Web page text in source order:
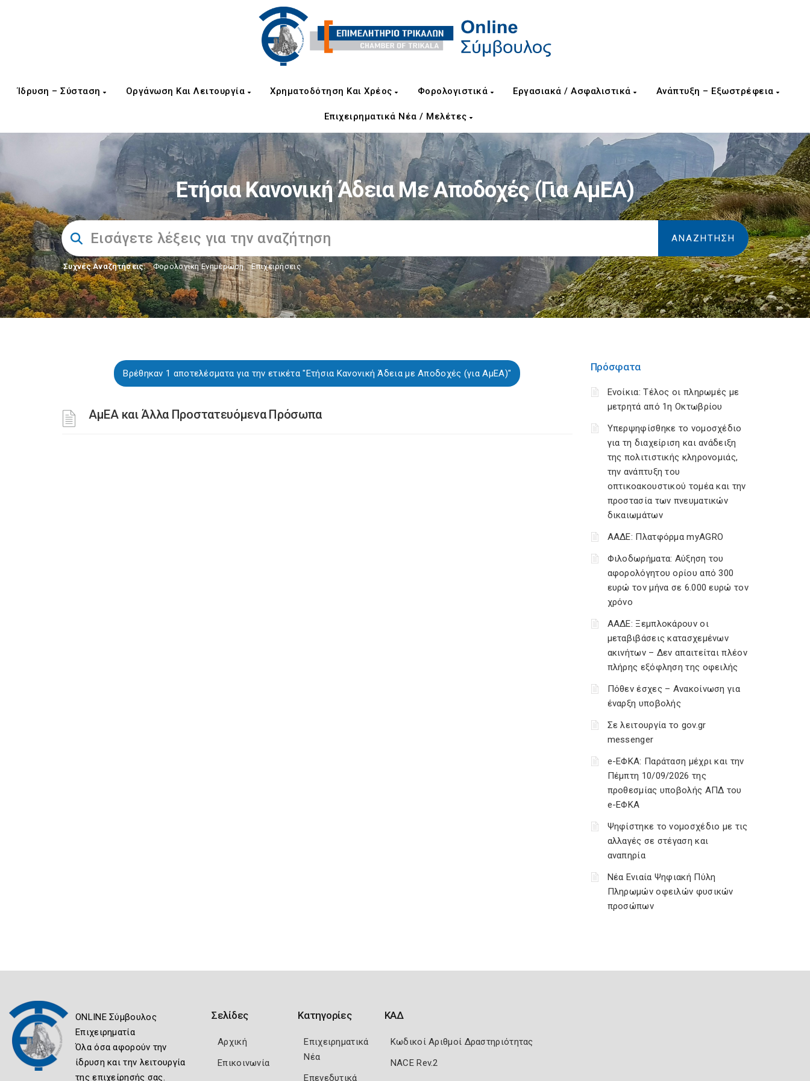
Ίδρυση – Σύσταση Οργάνωση Και Λειτουργία Χρηματοδότηση Και Χρέος Φορολογιστικά Εργασιακά / Ασφαλιστικά Ανάπτυξη – Εξωστρέφεια
Επιχειρηματικά Νέα / Μελέτες
Ετήσια Κανονική Άδεια Με Αποδοχές (για ΑμΕΑ)
Συχνές Αναζητήσεις: Φορολογικη Ενημέρωση, Επιχειρήσεις
Βρέθηκαν 1 αποτελέσματα για την ετικέτα "Ετήσια Κανονική Άδεια με Αποδοχές (για ΑμΕΑ)"
ΑμΕΑ και Άλλα Προστατευόμενα Πρόσωπα
Πρόσφατα
Ενοίκια: Τέλος οι πληρωμές με
μετρητά από 1η Οκτωβρίου
Υπερψηφίσθηκε το νομοσχέδιο
για τη διαχείριση και ανάδειξη
της πολιτιστικής κληρονομιάς,
την ανάπτυξη του
οπτικοακουστικού τομέα και την
προστασία των πνευματικών
δικαιωμάτων
ΑΑΔΕ: Πλατφόρμα myAGRO
Φιλοδωρήματα: Αύξηση του
αφορολόγητου ορίου από 300
ευρώ τον μήνα σε 6.000 ευρώ τον
χρόνο
ΑΑΔΕ: Ξεμπλοκάρουν οι
μεταβιβάσεις κατασχεμένων
ακινήτων – Δεν απαιτείται πλέον
πλήρης εξόφληση της οφειλής
Πόθεν έσχες – Ανακοίνωση για
έναρξη υποβολής
Σε λειτουργία το gov.gr
messenger
e-ΕΦΚΑ: Παράταση μέχρι και την
Πέμπτη 10/09/2026 της
προθεσμίας υποβολής ΑΠΔ του
e-ΕΦΚΑ
Ψηφίστηκε το νομοσχέδιο με τις
αλλαγές σε στέγαση και
αναπηρία
Νέα Ενιαία Ψηφιακή Πύλη
Πληρωμών οφειλών φυσικών
προσώπων
ONLINE Σύμβουλος
Επιχειρηματία
Όλα όσα αφορούν την
ίδρυση και την λειτουργία
της επιχείρησής σας.
Σελίδες
Αρχική
Επικοινωνία
Κατηγορίες
Επιχειρηματικά
Νέα
Επενεδυτικά
ΚΑΔ
Κωδικοί Αριθμοί Δραστηριότητας
NACE Rev.2